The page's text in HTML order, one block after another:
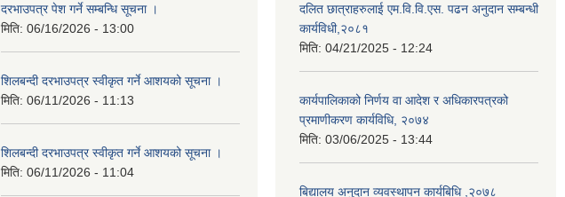
दरभाउपत्र पेश गर्ने सम्बन्धि सूचना ।
मिति: 06/16/2026 - 13:00
शिलबन्दी दरभाउपत्र स्वीकृत गर्ने आशयको सूचना ।
मिति: 06/11/2026 - 11:13
शिलबन्दी दरभाउपत्र स्वीकृत गर्ने आशयको सूचना ।
मिति: 06/11/2026 - 11:04
दलित छात्राहरुलाई एम.वि.वि.एस. पढन अनुदान सम्बन्धी
कार्यविधी,२०८१
मिति: 04/21/2025 - 12:24
कार्यपालिकाको निर्णय वा आदेश र अधिकारपत्रको
प्रमाणीकरण कार्यविधि, २०७४
मिति: 03/06/2025 - 13:44
बिद्यालय अनुदान व्यवस्थापन कार्यबिधि ,२०७८